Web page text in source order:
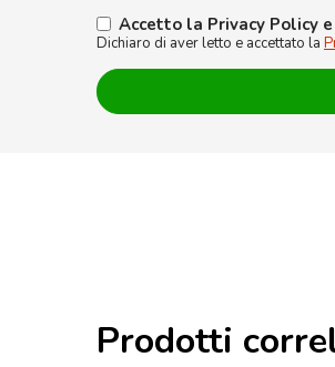
Accetto la Privacy Policy
Dichiaro di aver letto e accettato la
Prodotti